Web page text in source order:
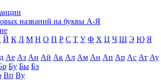
названий на буквы А-Я
Й К Л М Н О П Р С Т У Ф Х Ц Ч Ш Э Ю Я
Ае Аз Аи Ай Ак Ал Ам Ан Ап Ар Ас Ат Ау
Бу Бы Бэ
Вп Ву